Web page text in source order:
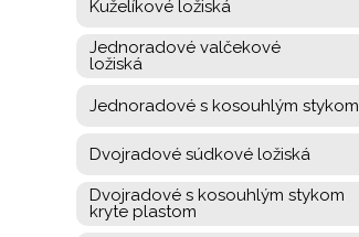
Kuželíkové ložiská
Jednoradové valčekové
ložiská
Jednoradové s kosouhlým stykom
Dvojradové súdkové ložiská
Dvojradové s kosouhlým stykom
kryte plastom